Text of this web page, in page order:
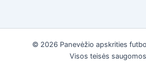
© 2026 Panevėžio apskrities
Visos teisės